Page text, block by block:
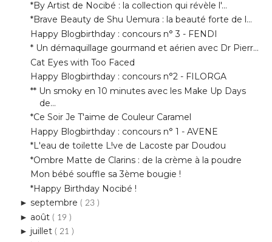
* Un démaquillage gourmand et aérien avec Dr Pierr...
Cat Eyes with Too Faced
Happy Blogbirthday : concours n°2 - FILORGA
** Un smoky en 10 minutes avec les Make Up Days
de...
*Ce Soir Je T'aime de Couleur Caramel
Happy Blogbirthday : concours n° 1 - AVENE
*L'eau de toilette L!ve de Lacoste par Doudou
*Ombre Matte de Clarins : de la crème à la poudre
Mon bébé souffle sa 3ème bougie !
*Happy Birthday Nocibé !
septembre ( 23 )
août ( 19 )
juillet( 21 )
► juin( 23 )
► mai( 22 )
►avril ( 22 )